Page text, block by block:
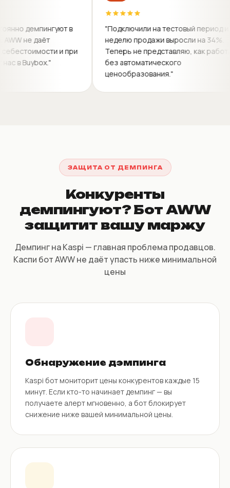
постоянно демпингуют в
AWW не даёт
ниже себестоимости и при
нас в Buybox."
"Подключили на тестовый
неделю продажи выросли на
Теперь не представляю, как
без автоматического
ценообразования."
ЗАЩИТА ОТ ДЕМПИНГА
Конкуренты
демпингуют? Бот AWW
защитит вашу маржу
Демпинг на Kaspi — главная проблема продавцов.
Каспи бот AWW не даёт упасть ниже минимальной
цены
Обнаружение дэмпинга
Kaspi бот мониторит цены конкурентов каждые 15
минут. Если кто-то начинает демпинг — вы
получаете алерт мгновенно, а бот блокирует
снижение ниже вашей минимальной цены.